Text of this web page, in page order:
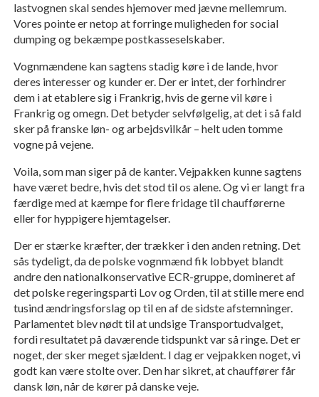
lastvognen skal sendes hjemover med jævne mellemrum.
Vores pointe er netop at forringe muligheden for social
dumping og bekæmpe postkasseselskaber.
Vognmændene kan sagtens stadig køre i de lande, hvor
deres interesser og kunder er. Der er intet, der forhindrer
dem i at etablere sig i Frankrig, hvis de gerne vil køre i
Frankrig og omegn. Det betyder selvfølgelig, at det i så fald
sker på franske løn- og arbejdsvilkår – helt uden tomme
vogne på vejene.
Voila, som man siger på de kanter. Vejpakken kunne sagtens
have været bedre, hvis det stod til os alene. Og vi er langt fra
færdige med at kæmpe for flere fridage til chaufførerne
eller for hyppigere hjemtagelser.
Der er stærke kræfter, der trækker i den anden retning. Det
sås tydeligt, da de polske vognmænd fik lobbyet blandt
andre den nationalkonservative ECR-gruppe, domineret af
det polske regeringsparti Lov og Orden, til at stille mere end
tusind ændringsforslag op til en af de sidste afstemninger.
Parlamentet blev nødt til at undsige Transportudvalget,
fordi resultatet på daværende tidspunkt var så ringe. Det er
noget, der sker meget sjældent. I dag er vejpakken noget, vi
godt kan være stolte over. Den har sikret, at chauffører får
dansk løn, når de kører på danske veje.